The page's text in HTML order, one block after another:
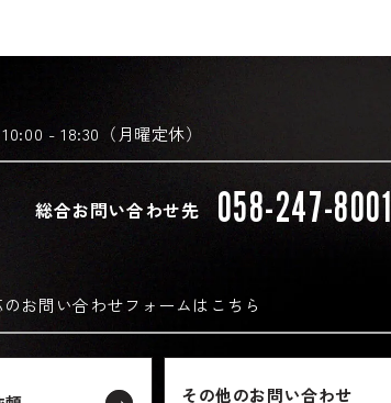
- 18:30（月曜定休）
総合お問い合わせ先 058-247-8001
お問い合わせフォームはこちら
その他のお問い合わせ